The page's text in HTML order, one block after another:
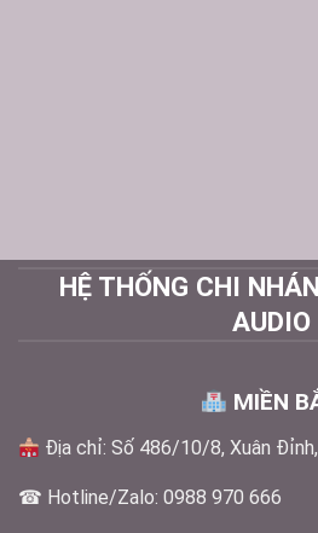
HỆ THỐNG CHI
AUDIO
MIỀN
Địa chỉ: Số 486/10/8, Xuân
☎ Hotline/Zalo: 0988 970 666